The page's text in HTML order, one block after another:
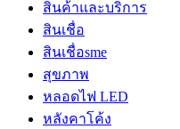
สินค้าและบริการ
สินเชื่อ
สินเชื่อsme
สุขภาพ
หลอดไฟ LED
หลังคาโค้ง